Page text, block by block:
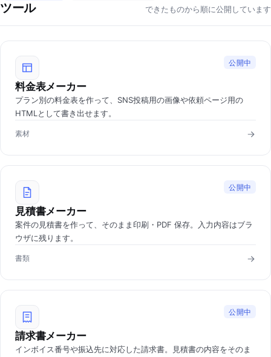
ツール できたものから順に公開しています
公開中
料金表メーカー
プラン別の料金表を作って、SNS投稿用の画像や依頼ページ用の
HTMLとして書き出せます。
素材
公開中
見積書メーカー
案件の見積書を作って、そのまま印刷・PDF 保存。入力内容はブラ
ウザに残ります。
書類
公開中
請求書メーカー
インボイス番号や振込先に対応した請求書。見積書の内容をそのま